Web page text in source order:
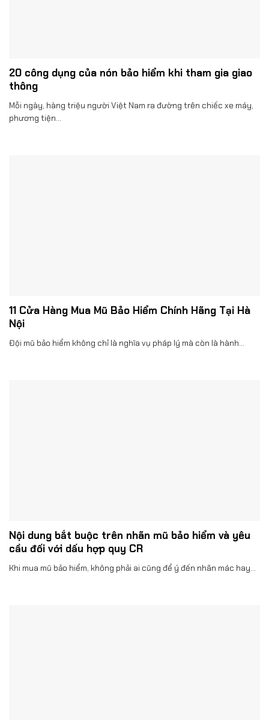
20 công dụng của nón bảo hiểm khi tham gia giao
thông
Mỗi ngày, hàng triệu người Việt Nam ra đường trên chiếc xe máy,
phương tiện...
11 Cửa Hàng Mua Mũ Bảo Hiểm Chính Hãng Tại Hà
Nội
Đội mũ bảo hiểm không chỉ là nghĩa vụ pháp lý mà còn là hành...
Nội dung bắt buộc trên nhãn mũ bảo hiểm và yêu
cầu đối với dấu hợp quy CR
Khi mua mũ bảo hiểm, không phải ai cũng để ý đến nhãn mác hay...